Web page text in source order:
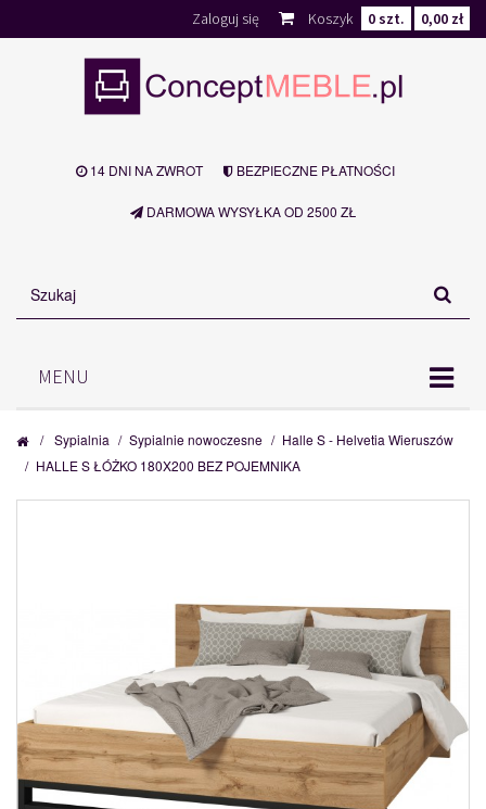
Koszyk 0szt. 0,00 zł
Zaloguj się
14 DNI NA ZWROT BEZPIECZNE PŁATNOŚCI
DARMOWA WYSYŁKA OD 2500 ZŁ
MENU
/ Sypialnia / Sypialnie nowoczesne / Halle S - Helvetia Wieruszów
/ HALLE S ŁÓŻKO 180X200 BEZ POJEMNIKA